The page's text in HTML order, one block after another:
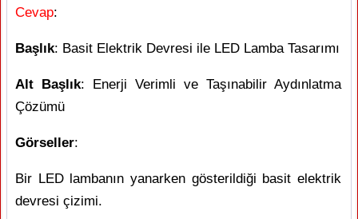
Cevap:
Başlık: Basit Elektrik Devresi ile LED Lamba Tasarımı
Alt Başlık: Enerji Verimli ve Taşınabilir Aydınlatma
Çözümü
Görseller:
Bir LED lambanın yanarken gösterildiği basit elektrik
devresi çizimi.